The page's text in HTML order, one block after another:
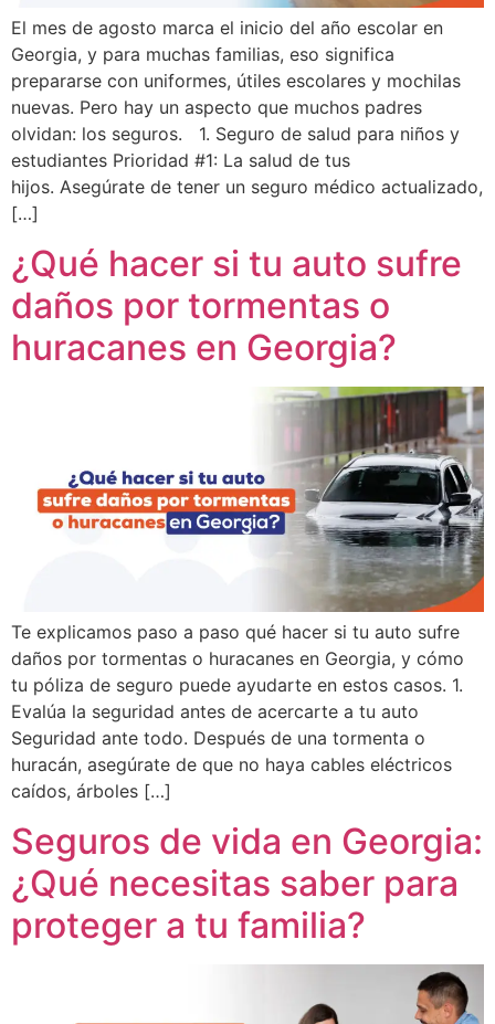
El mes de agosto marca el inicio del año escolar en
Georgia, y para muchas familias, eso significa
prepararse con uniformes, útiles escolares y mochilas
nuevas. Pero hay un aspecto que muchos padres
olvidan: los seguros. 1. Seguro de salud para niños y
estudiantes Prioridad #1: La salud de tus
hijos. Asegúrate de tener un seguro médico actualizado,
[…]
¿Qué hacer si tu auto sufre
daños por tormentas o
huracanes en Georgia?
Te explicamos paso a paso qué hacer si tu auto sufre
daños por tormentas o huracanes en Georgia, y cómo
tu póliza de seguro puede ayudarte en estos casos. 1.
Evalúa la seguridad antes de acercarte a tu auto
Seguridad ante todo. Después de una tormenta o
huracán, asegúrate de que no haya cables eléctricos
caídos, árboles […]
Seguros de vida en Georgia:
¿Qué necesitas saber para
proteger a tu familia?